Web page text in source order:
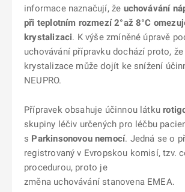
informace naznačují, že uchovávání
při teplotním rozmezí 2°až 8°C
krystalizaci. K výše zmíněné úpravě
uchovávání přípravku dochází proto,
krystalizace může dojít ke snížení
NEUPRO.
Přípravek obsahuje účinnou látku
skupiny léčiv určených pro léčbu
s Parkinsonovou nemocí. Jedná se o
registrovaný v Evropskou komisí, tzv.
procedurou, proto je
změna uchovávání stanovena EMEA.